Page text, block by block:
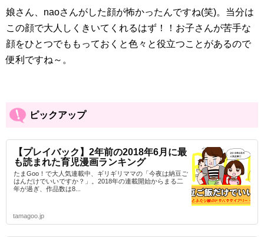
娘さん、naoさんがした顔が怖かったんですね(笑)。当分は
この顔で大人しくきいてくれるはず！！お子さんが苦手な
顔をひとつでももっておくと色々と役立つことがあるので
便利ですね～。
ピックアップ
【プレイバック】2年前の2018年6月に最
も読まれた育児漫画ランキング
たまGoo！で大人気連載中、ギリギリママの「今夜は納豆ご
はんだけでいいですか？」。2018年の連載開始からまる二
年が過ぎ、作品数は8...
tamagoo.jp